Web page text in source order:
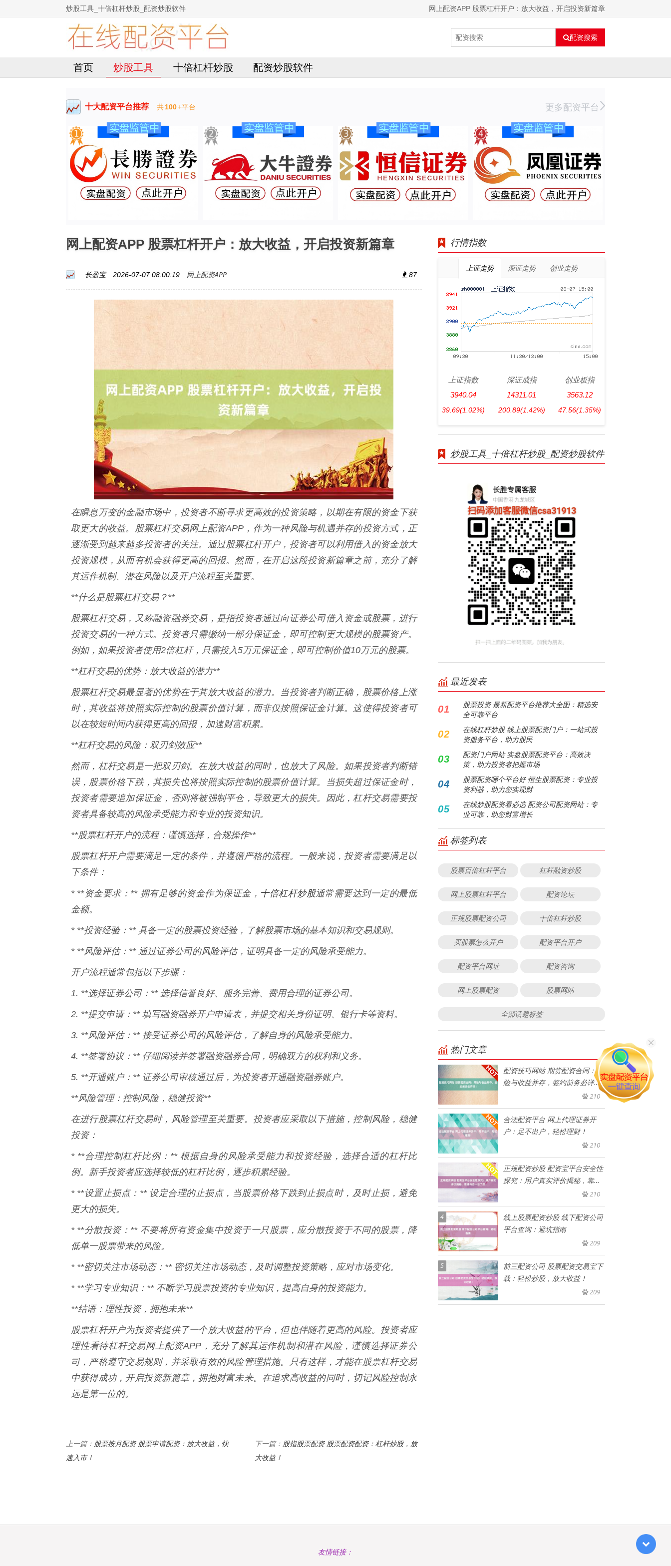
炒股工具_十倍杠杆炒股_配资炒股软件 网上配资APP 股票杠杆开户：放大收益，开启投资新篇章
配资搜索
首页 炒股工具 十倍杠杆炒股 配资炒股软件
十大配资平台推荐 共100+平台 更多配资平台
网上配资APP 股票杠杆开户：放大收益，开启投资新篇章
长盈宝 2026-07-07 08:00:19 网上配资APP 87
在瞬息万变的金融市场中，投资者不断寻求更高效的投资策略，以期在有限的资金下获
取更大的收益。股票杠杆交易网上配资APP，作为一种风险与机遇并存的投资方式，正
逐渐受到越来越多投资者的关注。通过股票杠杆开户，投资者可以利用借入的资金放大
投资规模，从而有机会获得更高的回报。然而，在开启这段投资新篇章之前，充分了解
其运作机制、潜在风险以及开户流程至关重要。
**什么是股票杠杆交易？**
股票杠杆交易，又称融资融券交易，是指投资者通过向证券公司借入资金或股票，进行
投资交易的一种方式。投资者只需缴纳一部分保证金，即可控制更大规模的股票资产。
例如，如果投资者使用2倍杠杆，只需投入5万元保证金，即可控制价值10万元的股票。
**杠杆交易的优势：放大收益的潜力**
股票杠杆交易最显著的优势在于其放大收益的潜力。当投资者判断正确，股票价格上涨
时，其收益将按照实际控制的股票价值计算，而非仅按照保证金计算。这使得投资者可
以在较短时间内获得更高的回报，加速财富积累。
**杠杆交易的风险：双刃剑效应**
然而，杠杆交易是一把双刃剑。在放大收益的同时，也放大了风险。如果投资者判断错
误，股票价格下跌，其损失也将按照实际控制的股票价值计算。当损失超过保证金时，
投资者需要追加保证金，否则将被强制平仓，导致更大的损失。因此，杠杆交易需要投
资者具备较高的风险承受能力和专业的投资知识。
**股票杠杆开户的流程：谨慎选择，合规操作**
股票杠杆开户需要满足一定的条件，并遵循严格的流程。一般来说，投资者需要满足以
下条件：
* **资金要求：** 拥有足够的资金作为保证金， 十倍杠杆炒股通常需要达到一定的最低
金额。
* **投资经验：** 具备一定的股票投资经验，了解股票市场的基本知识和交易规则。
* **风险评估：** 通过证券公司的风险评估，证明具备一定的风险承受能力。
开户流程通常包括以下步骤：
1. **选择证券公司：** 选择信誉良好、服务完善、费用合理的证券公司。
2. **提交申请：** 填写融资融券开户申请表，并提交相关身份证明、银行卡等资料。
3. **风险评估：** 接受证券公司的风险评估，了解自身的风险承受能力。
4. **签署协议：** 仔细阅读并签署融资融券合同，明确双方的权利和义务。
5. **开通账户：** 证券公司审核通过后，为投资者开通融资融券账户。
**风险管理：控制风险，稳健投资**
在进行股票杠杆交易时，风险管理至关重要。投资者应采取以下措施，控制风险，稳健
投资：
* **合理控制杠杆比例：** 根据自身的风险承受能力和投资经验，选择合适的杠杆比
例。新手投资者应选择较低的杠杆比例，逐步积累经验。
* **设置止损点：** 设定合理的止损点，当股票价格下跌到止损点时，及时止损，避免
更大的损失。
* **分散投资：** 不要将所有资金集中投资于一只股票，应分散投资于不同的股票，降
低单一股票带来的风险。
* **密切关注市场动态：** 密切关注市场动态，及时调整投资策略，应对市场变化。
* **学习专业知识：** 不断学习股票投资的专业知识，提高自身的投资能力。
**结语：理性投资，拥抱未来**
股票杠杆开户为投资者提供了一个放大收益的平台，但也伴随着更高的风险。投资者应
理性看待杠杆交易网上配资APP，充分了解其运作机制和潜在风险，谨慎选择证券公
司，严格遵守交易规则，并采取有效的风险管理措施。只有这样，才能在股票杠杆交易
中获得成功，开启投资新篇章，拥抱财富未来。在追求高收益的同时，切记风险控制永
远是第一位的。
上一篇： 股票按月配资 股票申请配资：放大收益，快
速入市！
下一篇： 股指股票配资 股票配资配资：杠杆炒股，放
大收益！
行情指数
上证走势 深证走势 创业走势
上证指数
3940.04
39.69(1.02%)
深证成指
14311.01
200.89(1.42%)
创业板指
3563.12
47.56(1.35%)
炒股工具_十倍杠杆炒股_配资炒股软件
最近发表
01
股票投资 最新配资平台推荐大全图：精选安
全可靠平台
02
在线杠杆炒股 线上股票配资门户：一站式投
资服务平台，助力股民
03
配资门户网站 实盘股票配资平台：高效决
策，助力投资者把握市场
04
股票配资哪个平台好 恒生股票配资：专业投
资利器，助力您实现财
05
在线炒股配资看必选 配资公司配资网站：专
业可靠，助您财富增长
标签列表
股票百倍杠杆平台 杠杆融资炒股
网上股票杠杆平台 配资论坛
正规股票配资公司 十倍杠杆炒股
买股票怎么开户 配资平台开户
配资平台网址 配资咨询
网上股票配资 股票网站
全部话题标签
热门文章
配资技巧网站 期货配资合同：风
险与收益并存，签约前务必详
210
合法配资平台 网上代理证券开
户：足不出户，轻松理财！
210
正规配资炒股 配资宝平台安全性
探究：用户真实评价揭秘，靠谱
210
4
线上股票配资炒股 线下配资公司
平台查询：避坑指南
209
5
前三配资公司 股票配资交易宝下
载：轻松炒股，放大收益！
209
友情链接：